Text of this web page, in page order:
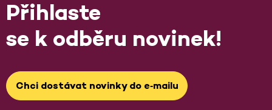
Přihlaste
se k odběru novinek!
Chci dostávat novinky do e‑mailu